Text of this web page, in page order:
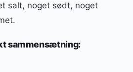
salt, noget sødt, noget
sammensætning: